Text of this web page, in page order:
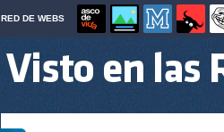
RED DE WEBS